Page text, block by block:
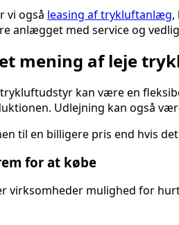
vi også leasing af trykluftanlæg,
anlægget med service og
mening af leje
kan være en
Udlejning kan også
til en billigere pris end hvis
for at købe
virksomheder mulighed for